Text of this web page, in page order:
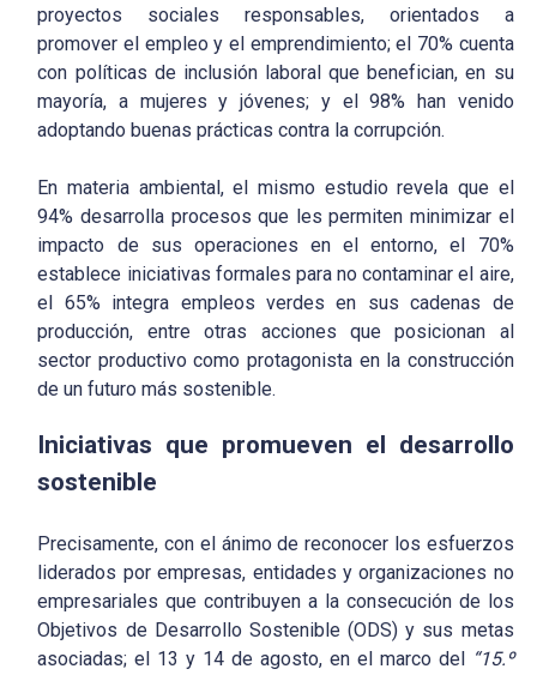
proyectos sociales responsables, orientados a
promover el empleo y el emprendimiento; el 70% cuenta
con políticas de inclusión laboral que benefician, en su
mayoría, a mujeres y jóvenes; y el 98% han venido
adoptando buenas prácticas contra la corrupción.
En materia ambiental, el mismo estudio revela que el
94% desarrolla procesos que les permiten minimizar el
impacto de sus operaciones en el entorno, el 70%
establece iniciativas formales para no contaminar el aire,
el 65% integra empleos verdes en sus cadenas de
producción, entre otras acciones que posicionan al
sector productivo como protagonista en la construcción
de un futuro más sostenible.
Iniciativas que promueven el desarrollo
sostenible
Precisamente, con el ánimo de reconocer los esfuerzos
liderados por empresas, entidades y organizaciones no
empresariales que contribuyen a la consecución de los
Objetivos de Desarrollo Sostenible (ODS) y sus metas
asociadas; el 13 y 14 de agosto, en el marco del “15.º